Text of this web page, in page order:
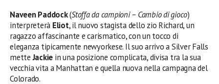
Naveen Paddock(Stoffa da campioni – Cambio di gioco)
interpreterà Eliot, il nuovo stagista dello zio Richard, un
ragazzo affascinante e carismatico, con un tocco di
eleganza tipicamente newyorkese. Il suo arrivo a Silver Falls
metteJackie in una posizione complicata, divisa tra la sua
vecchia vita a Manhattan e quella nuova nella campagna del
Colorado.